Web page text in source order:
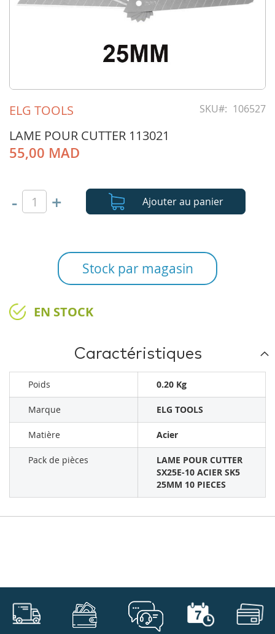
ELG TOOLS SKU 106527
LAME POUR CUTTER 113021
55,00 MAD
- + Ajouter au panier
Stock par magasin
EN STOCK
to
beginning
of
the
Caractéristiques
Poids 0.20 Kg
Marque ELG TOOLS
Matière Acier
Pack de pièces
LAME POUR CUTTER
SX25E-10 ACIER SK5
25MM 10 PIECES